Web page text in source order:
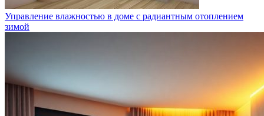
Управление влажностью в доме с радиантным отоплением
зимой